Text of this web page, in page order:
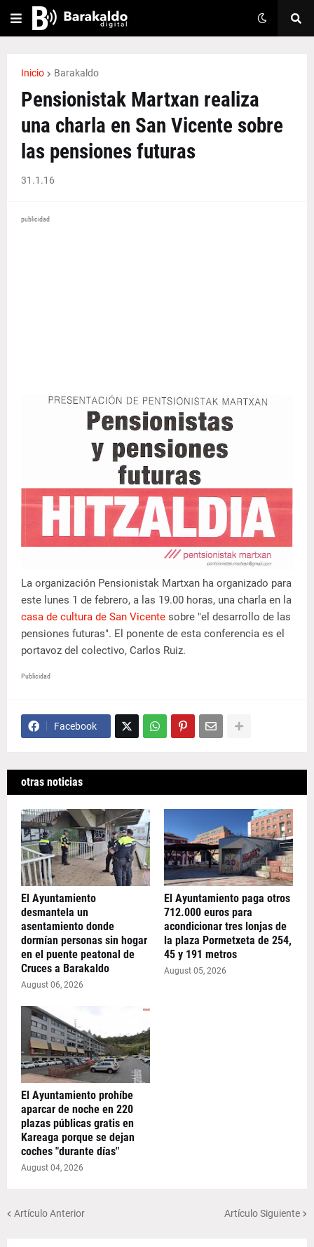
Inicio Barakaldo
Pensionistak Martxan realiza
una charla en San Vicente sobre
las pensiones futuras
31.1.16
publicidad
La organización Pensionistak Martxan ha organizado para
este lunes 1 de febrero, a las 19.00 horas, una charla en la
casa de cultura de San Vicente sobre "el desarrollo de las
pensiones futuras". El ponente de esta conferencia es el
portavoz del colectivo, Carlos Ruiz.
Publicidad
Facebook
otras noticias
El Ayuntamiento
desmantela un
asentamiento donde
dormían personas sin hogar
en el puente peatonal de
Cruces a Barakaldo
August 06, 2026
El Ayuntamiento paga otros
712.000 euros para
acondicionar tres lonjas de
la plaza Pormetxeta de 254,
45 y 191 metros
August 05, 2026
El Ayuntamiento prohíbe
aparcar de noche en 220
plazas públicas gratis en
Kareaga porque se dejan
coches "durante días"
August 04, 2026
Artículo Anterior Artículo Siguiente